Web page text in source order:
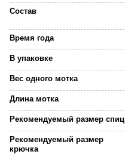
Состав
Время года
В упаковке
Вес одного мотка
Длина мотка
Рекомендуемый размер спиц
Рекомендуемый размер
крючка